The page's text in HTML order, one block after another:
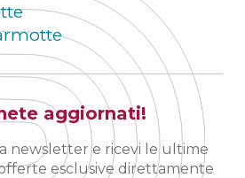
aggiornati!
newsletter e ricevi le ultime
esclusive direttamente